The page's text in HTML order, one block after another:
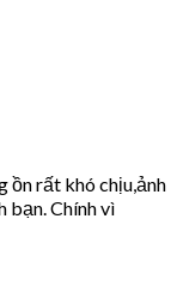
ồn rất khó chịu,ảnh
bạn. Chính vì